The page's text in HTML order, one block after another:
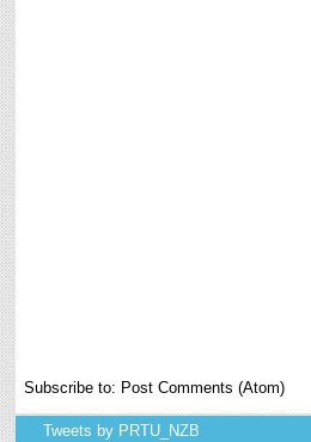
Subscribe to: Post Comments (Atom)
Tweets by PRTU_NZB